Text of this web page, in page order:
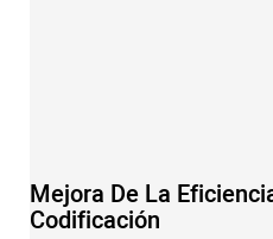
Mejora De La
Codificación